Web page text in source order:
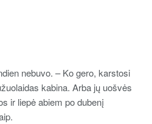
nebuvo. – Ko gero, karstosi
kabina. Arba jų uošvės
ir liepė abiem po dubenį